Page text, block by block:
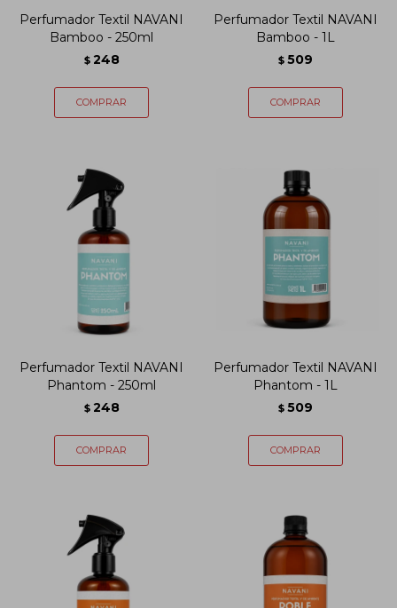
Perfumador Textil NAVANI
Bamboo - 250ml
$ 248
Perfumador Textil NAVANI
Bamboo - 1L
$ 509
Perfumador Textil NAVANI
Phantom - 250ml
$ 248
Perfumador Textil NAVANI
Phantom - 1L
$ 509